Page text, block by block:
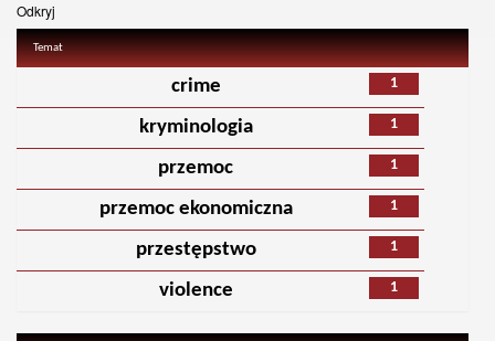
Odkryj
Temat
1
crime
1
kryminologia
1
przemoc
1
przemoc ekonomiczna
1
przestępstwo
1
violence